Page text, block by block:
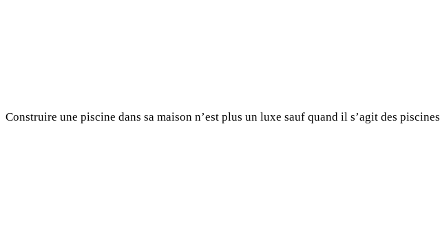
Construire une piscine dans sa maison n’est plus un luxe sauf quand il s’agit des